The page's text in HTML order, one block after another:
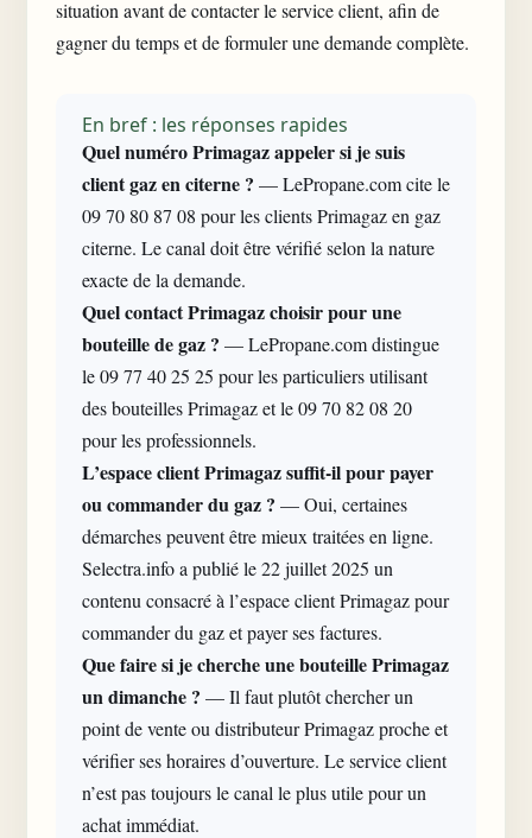
situation avant de contacter leservice client, afin de
gagner du temps et de formuler une demande complète.
En bref : les réponses rapides
Quel numéro Primagaz appeler si je suis
client gaz en citerne ? — LePropane.com cite le
09 70 80 87 08 pour les clients Primagaz en gaz
citerne. Le canal doit être vérifié selon la nature
exacte de la demande.
Quel contact Primagaz choisir pour une
bouteille de gaz ? — LePropane.com distingue
le 09 77 40 25 25 pour les particuliers utilisant
des bouteilles Primagaz et le 09 70 82 08 20
pour les professionnels.
L’espace client Primagazsuffit-il pour payer
ou commander du gaz ? — Oui, certaines
démarches peuvent être mieux traitées en ligne.
Selectra.info a publié le 22 juillet 2025 un
contenu consacré à l’espace client Primagaz pour
commander du gaz et payer ses factures.
Que faire si je cherche une bouteille Primagaz
un dimanche ? — Il faut plutôt chercher un
point de vente ou distributeur Primagaz proche et
vérifier ses horaires d’ouverture. Le service client
n’est pas toujours le canal le plus utile pour un
achat immédiat.